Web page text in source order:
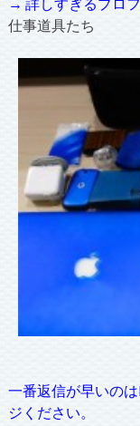
仕事道具たち
一番返信が早いの
ジください。